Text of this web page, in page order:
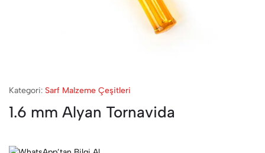
Kategori: Sarf Malzeme Çeşitleri
1.6 mm Alyan Tornavida